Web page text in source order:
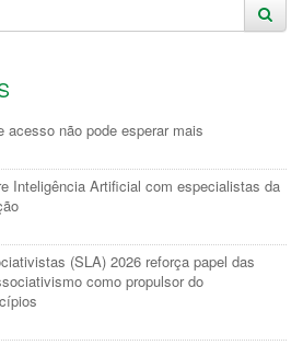
acesso não pode esperar mais
Inteligência Artificial com especialistas da
(SLA) 2026 reforça papel das
como propulsor do